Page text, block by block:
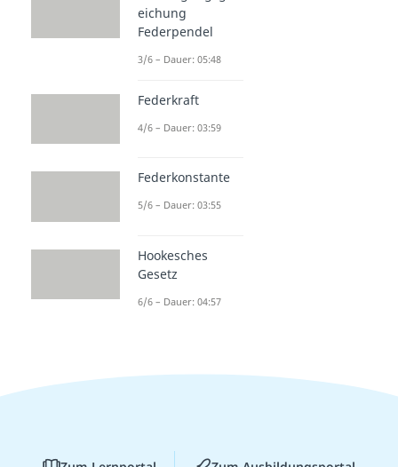
eichung
Federpendel
3/6 – Dauer: 05:48
Federkraft
4/6 – Dauer: 03:59
Federkonstante
5/6 – Dauer: 03:55
Hookesches
Gesetz
6/6 – Dauer: 04:57